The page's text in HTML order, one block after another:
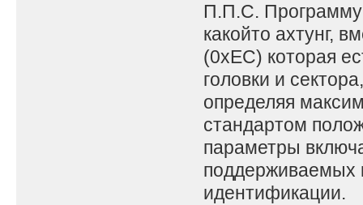
П.П.С. Программу
какойто ахтунг,
(0xEC) которая
головки и
определяя
стандартом
параметры
поддерживаемых
идентификации.